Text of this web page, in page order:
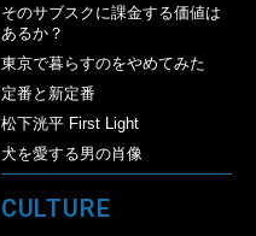
そのサブスクに課金する価値は
あるか？
東京で暮らすのをやめてみた
定番と新定番
松下洸平 First Light
犬を愛する男の肖像
CULTURE